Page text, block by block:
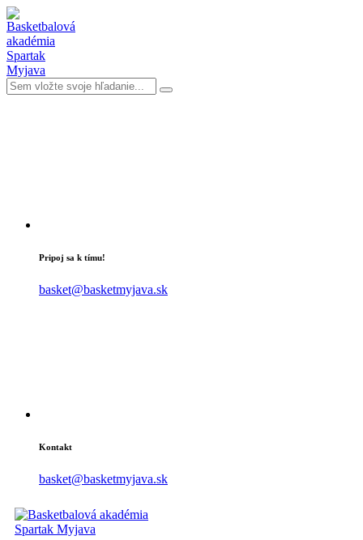
Pripoj sa k tímu!
basket@basketmyjava.sk
Kontakt
basket@basketmyjava.sk